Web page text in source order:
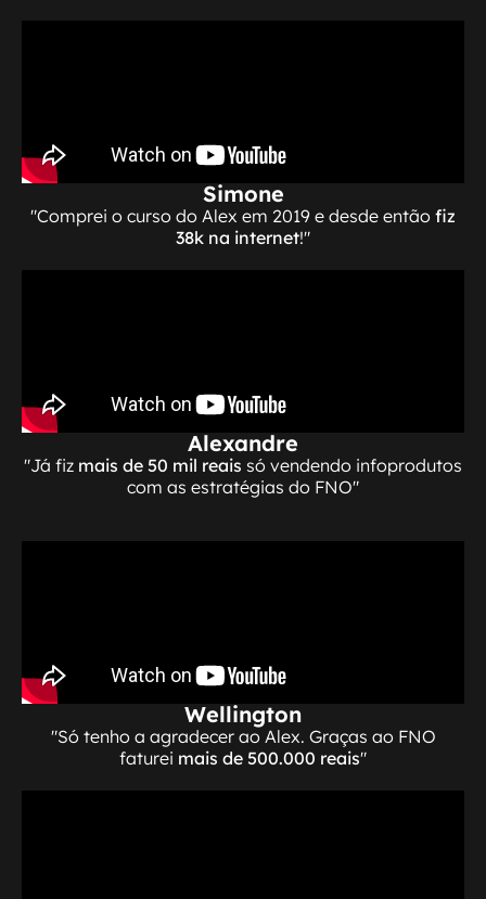
Simone
"Comprei o curso do Alex em 2019 e desde então fiz
38k na internet!"
Alexandre
"Já fiz mais de 50 mil reais só vendendo infoprodutos
com as estratégias do FNO"
Wellington
"Só tenho a agradecer ao Alex. Graças ao FNO
faturei mais de 500.000 reais"